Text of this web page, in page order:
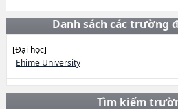
Danh sách các trường
[Đại học]
Ehime University
Tìm kiếm